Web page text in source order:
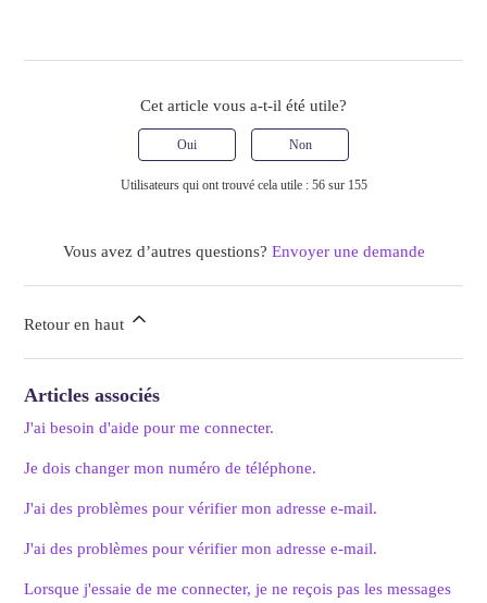
Cet article vous a-t-il été utile?
Oui Non
Utilisateurs qui ont trouvé cela utile : 56 sur 155
Vous avez d’autres questions? Envoyer une demande
Retour en haut
Articles associés
J'ai besoin d'aide pour me connecter.
Je dois changer mon numéro de téléphone.
J'ai des problèmes pour vérifier mon adresse e-mail.
J'ai des problèmes pour vérifier mon adresse e-mail.
Lorsque j'essaie de me connecter, je ne reçois pas les messages